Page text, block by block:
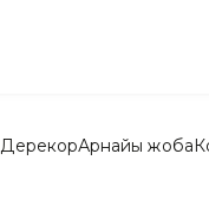
ДерекқорАрнайы жоба